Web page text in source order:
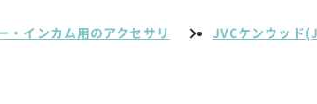
・インカム用のアクセサリ JVCケンウッド